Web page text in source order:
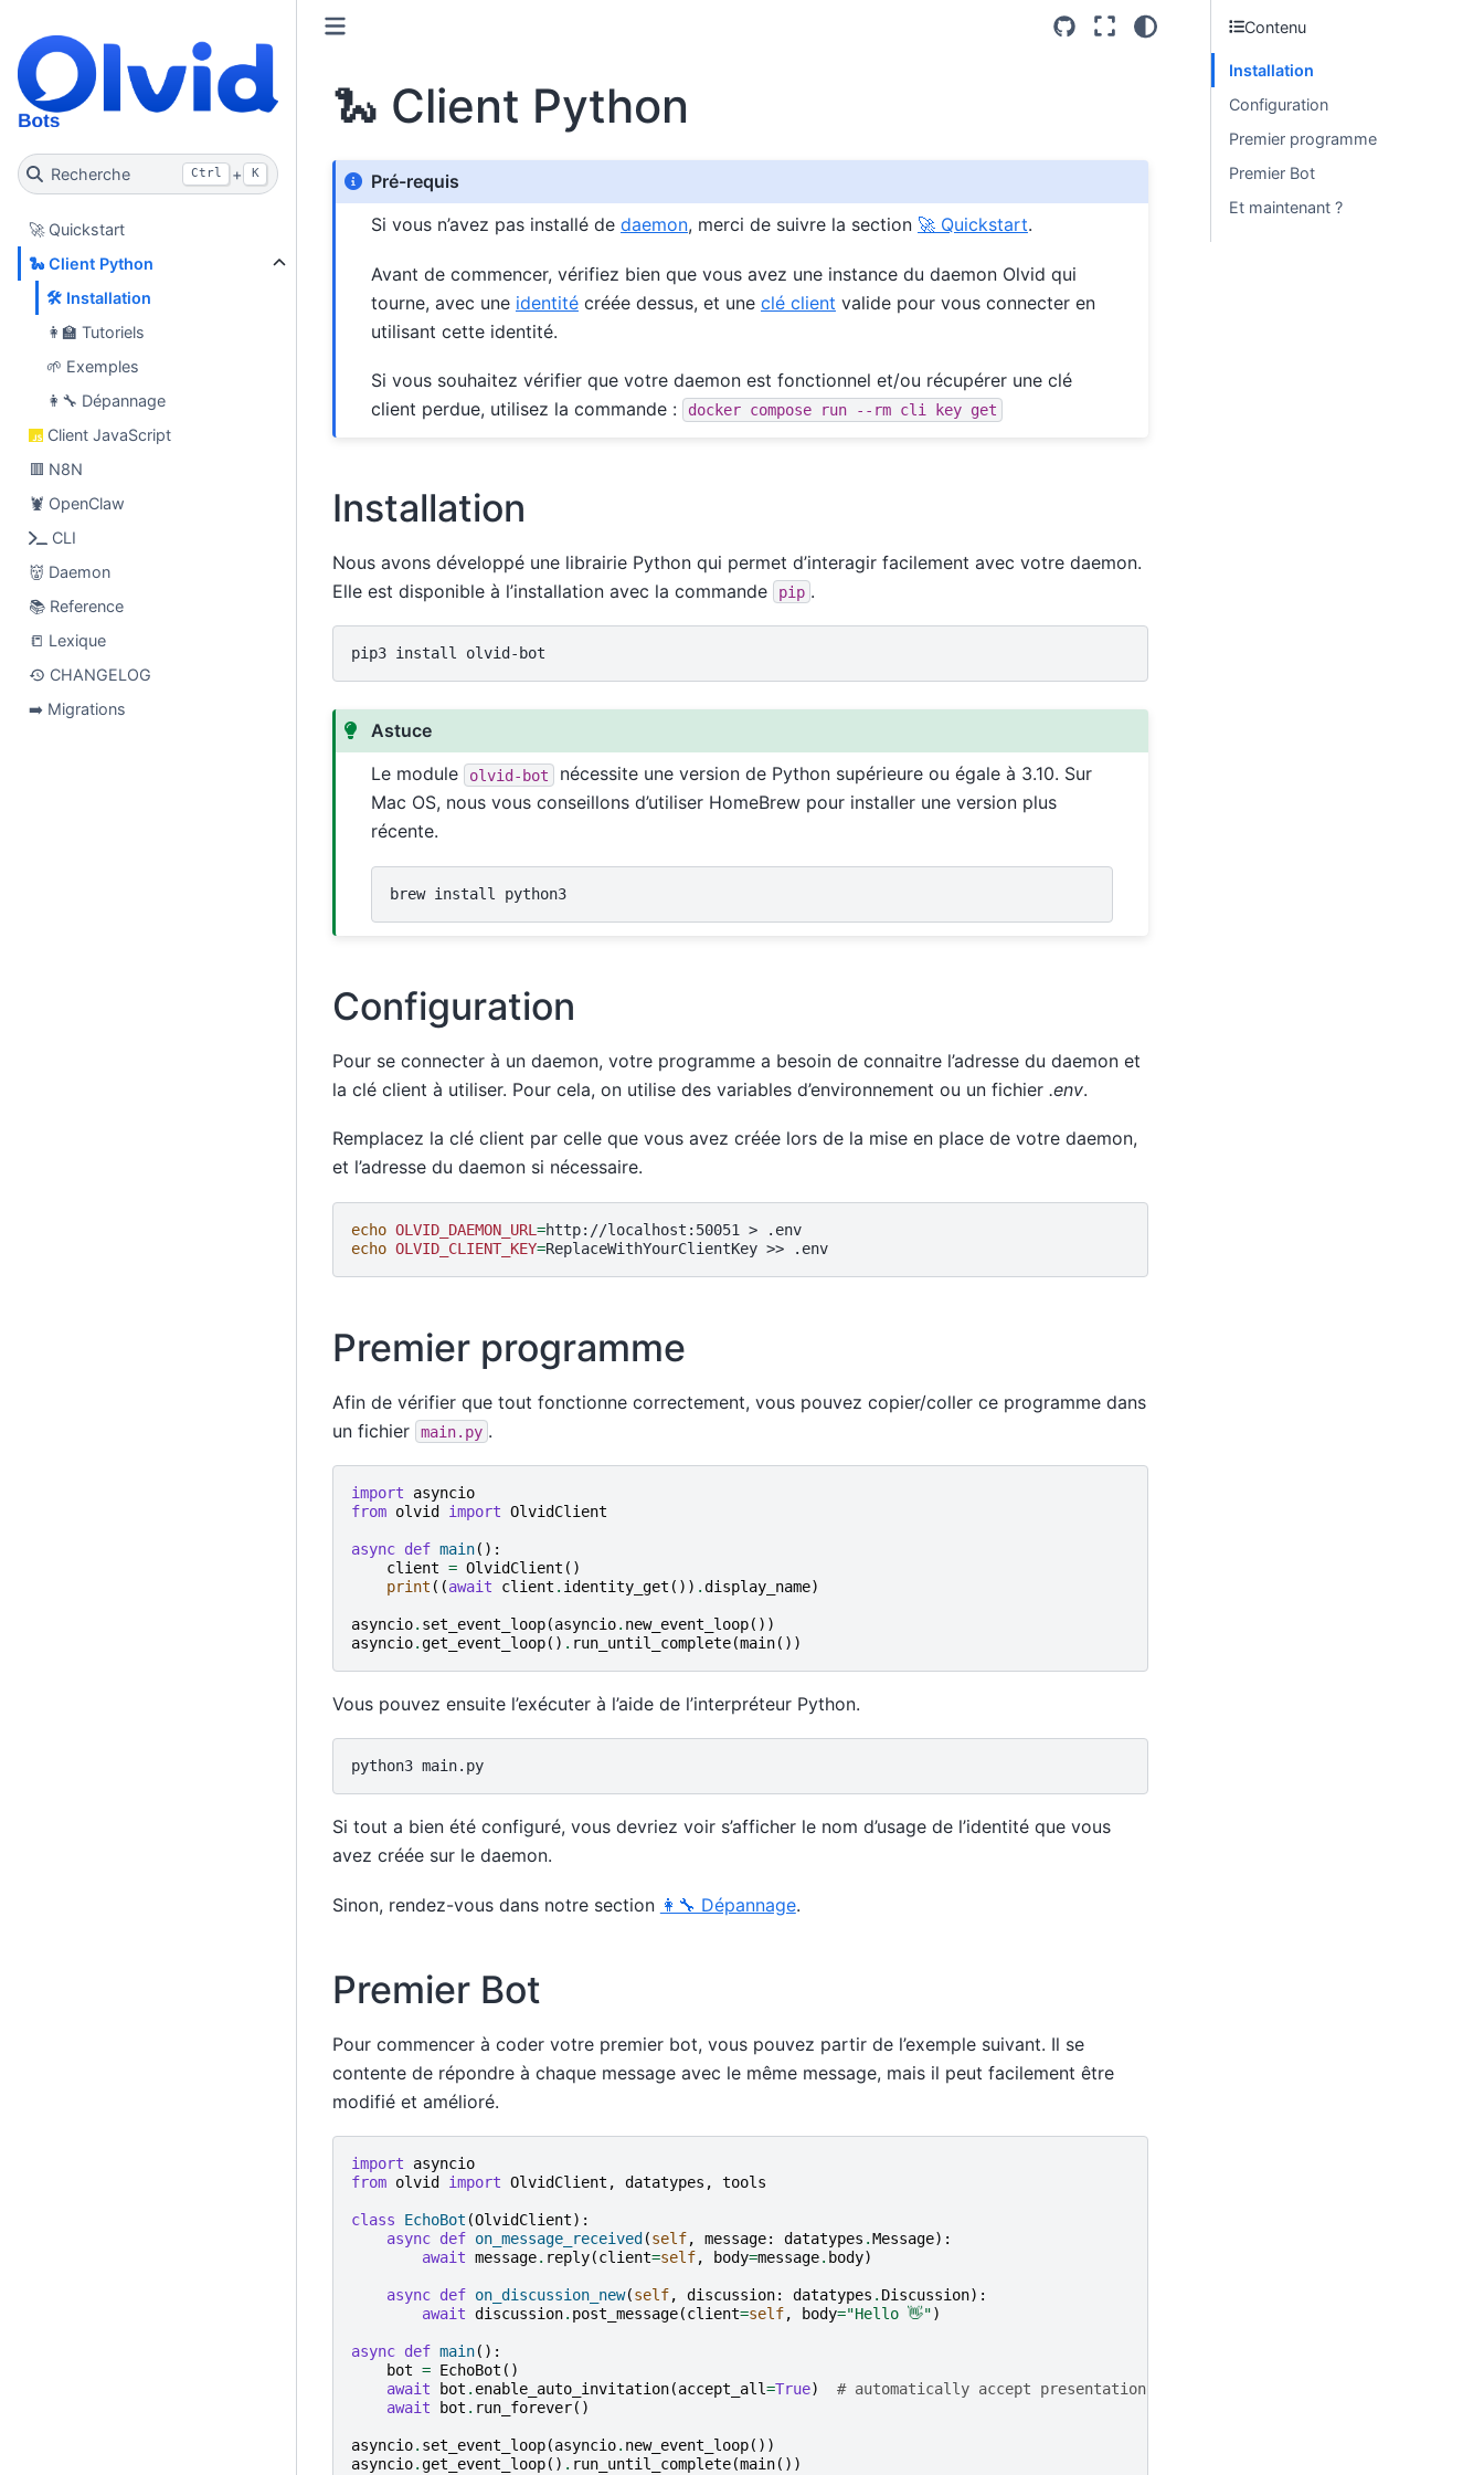
Recherche Ctrl + K
🚀 Quickstart
🐍 Client Python
🛠️ Installation
👩‍🏫 Tutoriels
🌱 Exemples
👩‍🔧 Dépannage
Client JavaScript
🟥 N8N
🦞 OpenClaw
CLI
👹 Daemon
📚️ Reference
📒 Lexique
CHANGELOG
➡️ Migrations
🐍 Client Python
Pré-requis
Si vous n’avez pas installé de daemon, merci de suivre la section 🚀 Quickstart.
Avant de commencer, vérifiez bien que vous avez une instance du daemon Olvid qui
tourne, avec une identitécréée dessus, et une clé client valide pour vous connecter en
utilisant cette identité.
Si vous souhaitez vérifier que votre daemon est fonctionnel et/ou récupérer une clé
client perdue, utilisez la commande :
docker compose run --rm cli key get
Installation
Nous avons développé une librairie Python qui permet d’interagir facilement avec votre daemon.
Elle est disponible à l’installation avec la commande
pip .
pip3 install
Astuce
Le module
olvid-bot
nécessite une version de Python supérieure ou égale à 3.10. Sur
Mac OS, nous vous conseillons d’utiliser HomeBrew pour installer une version plus
récente.
brew install python3
Configuration
Pour se connecter à un daemon, votre programme a besoin de connaitre l’adresse du daemon et
la clé client à utiliser. Pour cela, on utilise des variables d’environnement ou un fichier .env.
Remplacez la clé client par celle que vous avez créée lors de la mise en place de votre daemon,
et l’adresse du daemon si nécessaire.
echo OLVID_DAEMON_URL =http://localhost:50051 >
.env
echo OLVID_CLIENT_KEY=ReplaceWithYourClientKey >> .env
Premier programme
Afin de vérifier que tout fonctionne correctement, vous pouvez copier/coller ce programme dans
un fichier
main.py .
import
asyncio
from olvid import OlvidClient
async def main():
client = OlvidClient ()
print ((await client . identity_get ()) .display_name)
asyncio. set_event_loop(asyncio. new_event_loop())
asyncio.get_event_loop() . run_until_complete(main())
Vous pouvez ensuite l’exécuter à l’aide de l’interpréteur Python.
python3 main.py
Si tout a bien été configuré, vous devriez voir s’afficher le nom d’usage de l’identité que vous
avez créée sur le daemon.
Sinon, rendez-vous dans notre section 👩‍🔧 Dépannage.
Premier Bot
Pour commencer à coder votre premier bot, vous pouvez partir de l’exemple suivant. Il se
contente de répondre à chaque message avec le même message, mais il peut facilement être
modifié et amélioré.
import
asyncio
from olvid import OlvidClient , datatypes , tools
class EchoBot (OlvidClient):
async def on_message_received (self, message: datatypes .Message):
await message. reply(client=self, body=message. body)
async def on_discussion_new(self, discussion: datatypes . Discussion):
await discussion. post_message(client=self, body="Hello 👋")
async def main():
bot = EchoBot ()
await
bot . enable_auto_invitation(accept_all=True)
# automatically accept presentation and group invitations
await
bot . run_forever()
asyncio. set_event_loop(asyncio. new_event_loop())
asyncio.get_event_loop() . run_until_complete(main())
Contenu
Installation
Configuration
Premier programme
Premier Bot
Et maintenant ?